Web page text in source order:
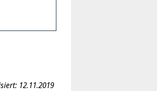
12.11.2019